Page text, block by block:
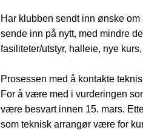
Har klubben sendt inn ønske
sende inn på nytt, med mindre
fasiliteter/utstyr, halleie, nye kurs,
Prosessen med å kontakte
For å være med i vurderingen
være besvart innen 15. mars.
som teknisk arrangør være for